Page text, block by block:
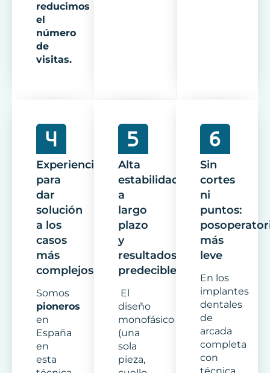
reducimos
el
número
de
visitas.
Experiencia
para
dar
solución
a los
casos
más
complejos
Somos
pioneros
en
España
en
esta
Alta
estabilidad
a
largo
plazo
y
resultados
predecibles
El
diseño
monofásico
(una
sola
pieza,
Sin
cortes
ni
puntos:
más
leve
En los
implantes
dentales
de
arcada
completa
con